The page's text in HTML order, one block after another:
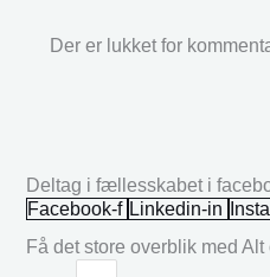
Der er lukket for
Deltag i fællesskabet i
Facebook-f Linkedin-in
Få det store overblik med